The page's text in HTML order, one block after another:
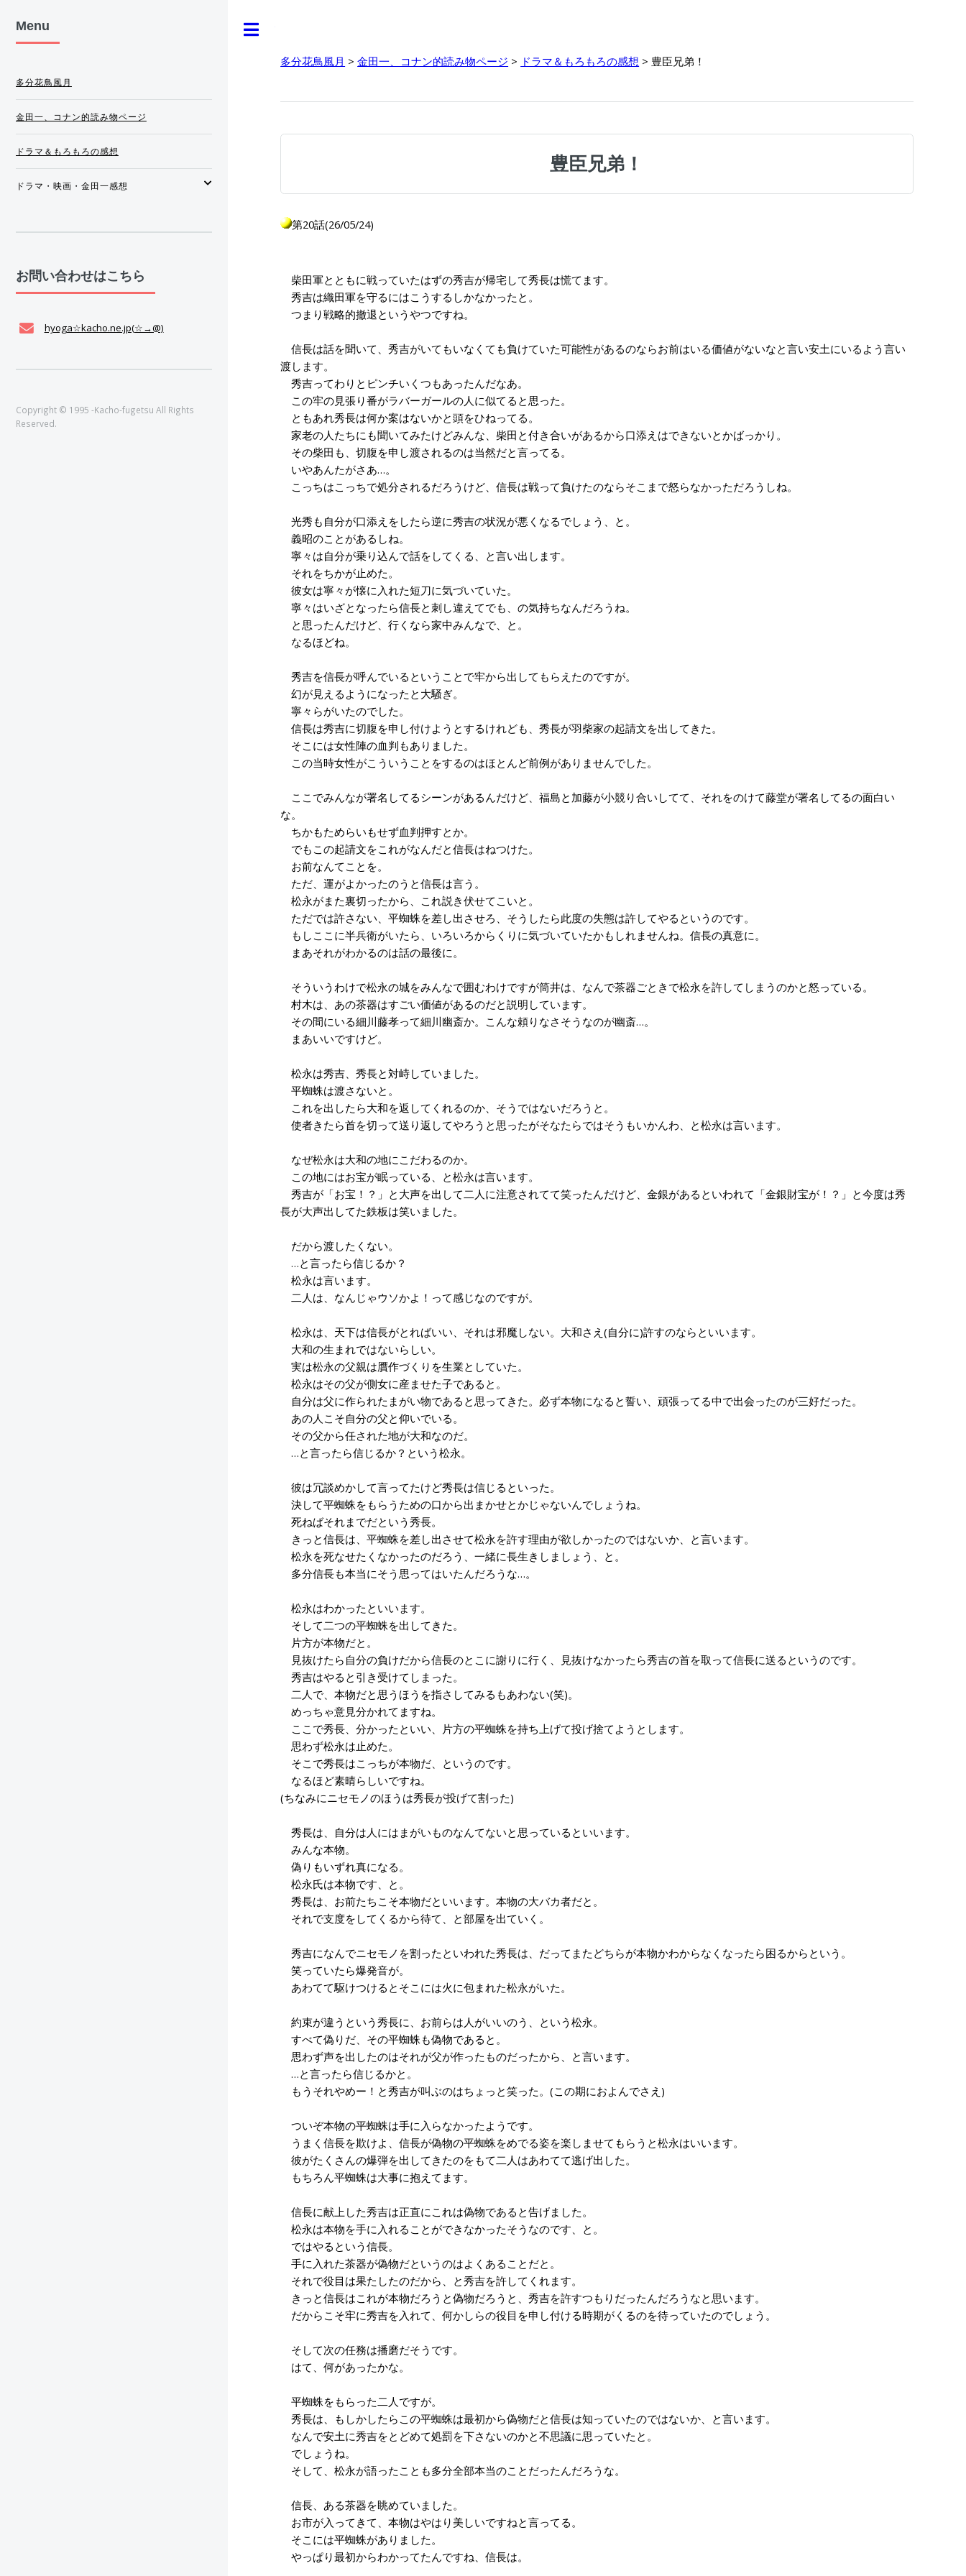
多分花鳥風月 >金田一、コナン的読み物ページ > ドラマ＆もろもろの感想 > 豊臣兄弟！
豊臣兄弟！
第20話(26/05/24)
柴田軍とともに戦っていたはずの秀吉が帰宅して秀長は慌てます。
秀吉は織田軍を守るにはこうするしかなかったと。
つまり戦略的撤退というやつですね。
信長は話を聞いて、秀吉がいてもいなくても負けていた可能性があるのならお前はいる価値がないなと言い安土にいるよう言い
渡します。
秀吉ってわりとピンチいくつもあったんだなあ。
この牢の見張り番がラバーガールの人に似てると思った。
ともあれ秀長は何か案はないかと頭をひねってる。
家老の人たちにも聞いてみたけどみんな、柴田と付き合いがあるから口添えはできないとかばっかり。
その柴田も、切腹を申し渡されるのは当然だと言ってる。
いやあんたがさあ…。
こっちはこっちで処分されるだろうけど、信長は戦って負けたのならそこまで怒らなかっただろうしね。
光秀も自分が口添えをしたら逆に秀吉の状況が悪くなるでしょう、と。
義昭のことがあるしね。
寧々は自分が乗り込んで話をしてくる、と言い出します。
それをちかが止めた。
彼女は寧々が懐に入れた短刀に気づいていた。
寧々はいざとなったら信長と刺し違えてでも、の気持ちなんだろうね。
と思ったんだけど、行くなら家中みんなで、と。
なるほどね。
秀吉を信長が呼んでいるということで牢から出してもらえたのですが。
幻が見えるようになったと大騒ぎ。
寧々らがいたのでした。
信長は秀吉に切腹を申し付けようとするけれども、秀長が羽柴家の起請文を出してきた。
そこには女性陣の血判もありました。
この当時女性がこういうことをするのはほとんど前例がありませんでした。
ここでみんなが署名してるシーンがあるんだけど、福島と加藤が小競り合いしてて、それをのけて藤堂が署名してるの面白い
な。
ちかもためらいもせず血判押すとか。
でもこの起請文をこれがなんだと信長はねつけた。
お前なんてことを。
ただ、運がよかったのうと信長は言う。
松永がまた裏切ったから、これ説き伏せてこいと。
ただでは許さない、平蜘蛛を差し出させろ、そうしたら此度の失態は許してやるというのです。
もしここに半兵衛がいたら、いろいろからくりに気づいていたかもしれませんね。信長の真意に。
まあそれがわかるのは話の最後に。
そういうわけで松永の城をみんなで囲むわけですが筒井は、なんで茶器ごときで松永を許してしまうのかと怒っている。
村木は、あの茶器はすごい価値があるのだと説明しています。
その間にいる細川藤孝って細川幽斎か。こんな頼りなさそうなのが幽斎…。
まあいいですけど。
松永は秀吉、秀長と対峙していました。
平蜘蛛は渡さないと。
これを出したら大和を返してくれるのか、そうではないだろうと。
使者きたら首を切って送り返してやろうと思ったがそなたらではそうもいかんわ、と松永は言います。
なぜ松永は大和の地にこだわるのか。
この地にはお宝が眠っている、と松永は言います。
秀吉が「お宝！？」と大声を出して二人に注意されてて笑ったんだけど、金銀があるといわれて「金銀財宝が！？」と今度は秀
長が大声出してた鉄板は笑いました。
だから渡したくない。
…と言ったら信じるか？
松永は言います。
二人は、なんじゃウソかよ！って感じなのですが。
松永は、天下は信長がとればいい、それは邪魔しない。大和さえ(自分に)許すのならといいます。
大和の生まれではないらしい。
実は松永の父親は贋作づくりを生業としていた。
松永はその父が側女に産ませた子であると。
自分は父に作られたまがい物であると思ってきた。必ず本物になると誓い、頑張ってる中で出会ったのが三好だった。
あの人こそ自分の父と仰いでいる。
その父から任された地が大和なのだ。
…と言ったら信じるか？という松永。
彼は冗談めかして言ってたけど秀長は信じるといった。
決して平蜘蛛をもらうための口から出まかせとかじゃないんでしょうね。
死ねばそれまでだという秀長。
きっと信長は、平蜘蛛を差し出させて松永を許す理由が欲しかったのではないか、と言います。
松永を死なせたくなかったのだろう、一緒に長生きしましょう、と。
多分信長も本当にそう思ってはいたんだろうな…。
松永はわかったといいます。
そして二つの平蜘蛛を出してきた。
片方が本物だと。
見抜けたら自分の負けだから信長のとこに謝りに行く、見抜けなかったら秀吉の首を取って信長に送るというのです。
秀吉はやると引き受けてしまった。
二人で、本物だと思うほうを指さしてみるもあわない(笑)。
めっちゃ意見分かれてますね。
ここで秀長、分かったといい、片方の平蜘蛛を持ち上げて投げ捨てようとします。
思わず松永は止めた。
そこで秀長はこっちが本物だ、というのです。
なるほど素晴らしいですね。
(ちなみにニセモノのほうは秀長が投げて割った)
秀長は、自分は人にはまがいものなんてないと思っているといいます。
みんな本物。
偽りもいずれ真になる。
松永氏は本物です、と。
秀長は、お前たちこそ本物だといいます。本物の大バカ者だと。
それで支度をしてくるから待て、と部屋を出ていく。
秀吉になんでニセモノを割ったといわれた秀長は、だってまたどちらが本物かわからなくなったら困るからという。
笑っていたら爆発音が。
あわてて駆けつけるとそこには火に包まれた松永がいた。
約束が違うという秀長に、お前らは人がいいのう、という松永。
すべて偽りだ、その平蜘蛛も偽物であると。
思わず声を出したのはそれが父が作ったものだったから、と言います。
…と言ったら信じるかと。
もうそれやめー！と秀吉が叫ぶのはちょっと笑った。(この期におよんでさえ)
ついぞ本物の平蜘蛛は手に入らなかったようです。
うまく信長を欺けよ、信長が偽物の平蜘蛛をめでる姿を楽しませてもらうと松永はいいます。
彼がたくさんの爆弾を出してきたのをもて二人はあわてて逃げ出した。
もちろん平蜘蛛は大事に抱えてます。
信長に献上した秀吉は正直にこれは偽物であると告げました。
松永は本物を手に入れることができなかったそうなのです、と。
ではやるという信長。
手に入れた茶器が偽物だというのはよくあることだと。
それで役目は果たしたのだから、と秀吉を許してくれます。
きっと信長はこれが本物だろうと偽物だろうと、秀吉を許すつもりだったんだろうなと思います。
だからこそ牢に秀吉を入れて、何かしらの役目を申し付ける時期がくるのを待っていたのでしょう。
そして次の任務は播磨だそうです。
はて、何があったかな。
平蜘蛛をもらった二人ですが。
秀長は、もしかしたらこの平蜘蛛は最初から偽物だと信長は知っていたのではないか、と言います。
なんで安土に秀吉をとどめて処罰を下さないのかと不思議に思っていたと。
でしょうね。
そして、松永が語ったことも多分全部本当のことだったんだろうな。
信長、ある茶器を眺めていました。
お市が入ってきて、本物はやはり美しいですねと言ってる。
そこには平蜘蛛がありました。
やっぱり最初からわかってたんですね、信長は。
Menu
多分花鳥風月
金田一、コナン的読み物ページ
ドラマ＆もろもろの感想
ドラマ・映画・金田一感想
お問い合わせはこちら
hyoga☆kacho.ne.jp(☆→@)
Copyright © 1995 -Kacho-fugetsu All Rights
Reserved.
Toggle